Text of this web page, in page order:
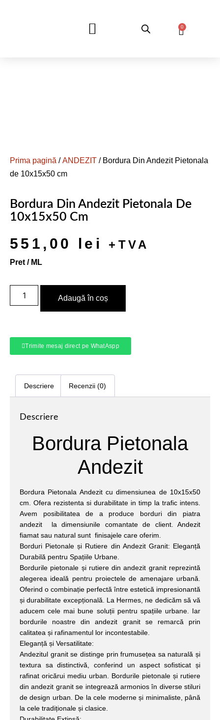
0
Prima pagină /ANDEZIT / Bordura Din Andezit Pietonala
de 10x15x50 cm
Bordura Din Andezit Pietonala De
10x15x50 Cm
551,00 lei +TVA
Pret / ML
Adaugă în coș
Trimite mesaj direct pe WhatAspp
Descriere Recenzii (0)
Descriere
Bordura Pietonala
Andezit
Bordura Pietonala Andezit cu dimensiunea de 10x15x50
cm. Ofera rezistenta si durabilitate in timp la trafic intens.
Avem posibilitatea de a produce borduri din piatra
andezit la dimensiunile comantate de client. Andezit
fiamat sau natural sunt finisajele care oferim.
Borduri Pietonale și Rutiere din Andezit Granit: Eleganță
Durabilă pentru Spațiile Urbane.
Bordurile pietonale și rutiere din andezit granit reprezintă
alegerea ideală pentru proiectele de amenajare urbană.
Oferind o combinație perfectă între estetică impresionantă
și durabilitate excepțională. La Hermes, ne dedicăm să vă
aducem cele mai bune soluții pentru spațiile urbane. Iar
bordurile noastre din andezit granit se remarcă prin
calitatea și rafinamentul lor incontestabile.
Eleganță și Versatilitate:
Andezitul granit se distinge prin frumusețea sa naturală și
textura sa distinctivă, conferind un aspect sofisticat și
rafinat oricărui mediu urban. Bordurile pietonale și rutiere
din andezit granit se integrează armonios în diverse stiluri
de design urban. De la cele moderne și minimaliste, până
la cele tradiționale și clasice.